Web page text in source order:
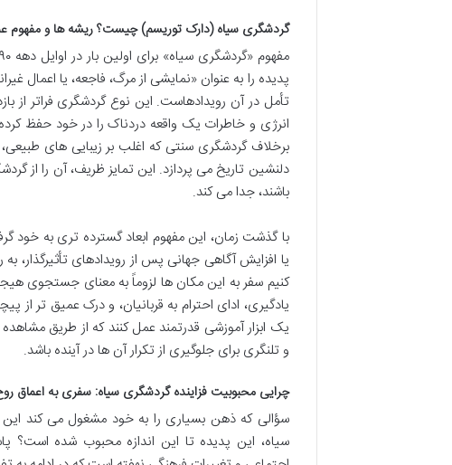
گردشگری سیاه (دارک توریسم) چیست؟ ریشه ها و مفهوم
پدیده را به عنوان «نمایشی از مرگ، فاجعه، یا اعمال
تأمل در آن رویدادهاست. این نوع گردشگری فراتر از
انرژی و خاطرات یک واقعه دردناک را در خود حفظ
برخلاف گردشگری سنتی که اغلب بر زیبایی های
دلنشین تاریخ می پردازد. این تمایز ظریف، آن را از
باشند، جدا می کند.
با گذشت زمان، این مفهوم ابعاد گسترده تری به خود
یا افزایش آگاهی جهانی پس از رویدادهای
کنیم سفر به این مکان ها لزوماً به معنای جستجوی
یادگیری، ادای احترام به قربانیان، و درک عمیق تر
یک ابزار آموزشی قدرتمند عمل کنند که از طریق
و تلنگری برای جلوگیری از تکرار آن ها در آینده باشد.
چرایی محبوبیت فزاینده گردشگری سیاه: سفری به اعماق
سؤالی که ذهن بسیاری را به خود مشغول می کند
سیاه، این پدیده تا این اندازه محبوب شده است؟